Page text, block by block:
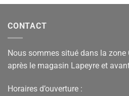
CONTACT
Nous sommes situé dans la
après le magasin Lapeyre et
Horaires d’ouverture :